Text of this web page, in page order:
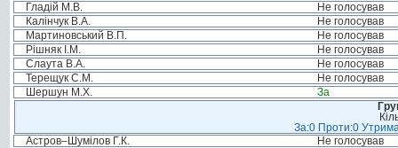
Гладій М.В.
Не голосував
Калінчук В.А.
Не голосував
Мартиновський В.П.
Не голосував
Рішняк І.М.
Не голосував
Слаута В.А.
Не голосував
Терещук С.М.
Не голосував
Шершун М.Х.
За
За:0 Проти:0
Астров–Шумілов Г.К.
Не голосував